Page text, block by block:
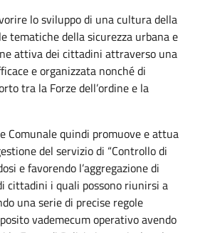
lo sviluppo di una cultura della
tematiche della sicurezza urbana e
attiva dei cittadini attraverso una
e organizzata nonché di
tra la Forze dell’ordine e la
Comunale quindi promuove e attua
del servizio di “Controllo di
e favorendo l’aggregazione di
cittadini i quali possono riunirsi a
una serie di precise regole
vademecum operativo avendo